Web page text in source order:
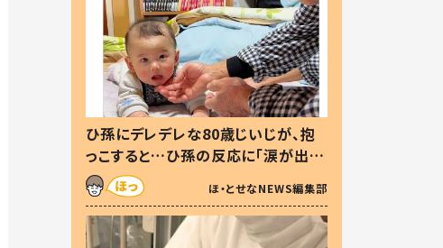
ひ孫にデレデレな80歳じいじが、抱
っこすると…ひ孫の反応に「涙が出ま
した」「可愛くて仕方ない」
ほ・とせなNEWS編集部